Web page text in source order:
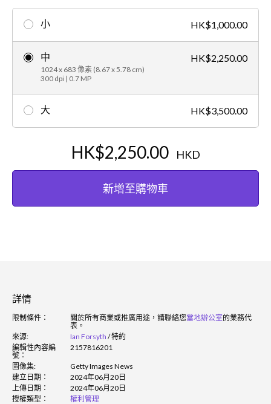
小 HK$1,000.00
中
1024 x 683 像素 (8.67 x 5.78 cm)
300 dpi | 0.7 MP
HK$2,250.00
大 HK$3,500.00
HK$2,250.00 HKD
新增至購物車
詳情
限制條件： 關於所有商業或推廣用途，請聯絡您當地辦公室的業務代
表。
來源:
Ian Forsyth /特約
編輯性內容編
號：
2157816201
圖像集:
Getty Images News
建立日期：
2024年06月20日
上傳日期：
2024年06月20日
授權類型：
權利管理